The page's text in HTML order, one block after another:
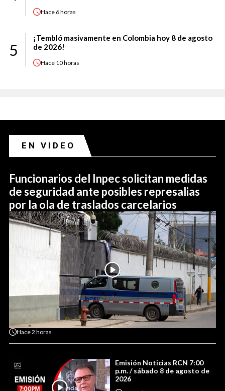
Hace 6 horas
5
¡Tembló masivamente en Colombia hoy 8 de agosto
de 2026!
Hace 10 horas
EN VIDEO
Funcionarios del Inpec solicitan medidas
de seguridad ante posibles represalias
por la ola de traslados carcelarios
Hace2 horas
Emisión Noticias RCN 7:00
p.m. / sábado 8 de agosto de
2026